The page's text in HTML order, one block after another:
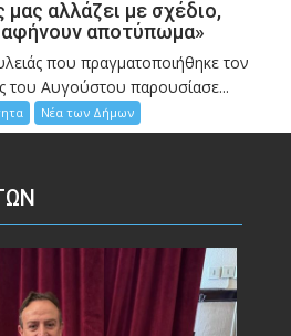
αλλάζει με σχέδιο,
αφήνουν αποτύπωμα»
που πραγματοποιήθηκε τον
του Αυγούστου παρουσίασε...
Νέα των Δήμων